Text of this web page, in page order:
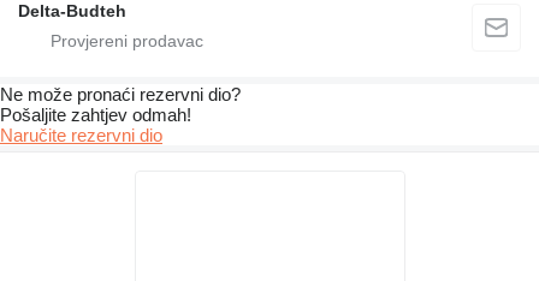
Delta-Budteh
Ne može pronaći rezervni dio?
Pošaljite zahtjev odmah!
Naručite rezervni dio